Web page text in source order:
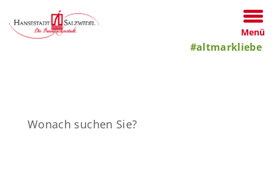
Menü
#altmarkliebe